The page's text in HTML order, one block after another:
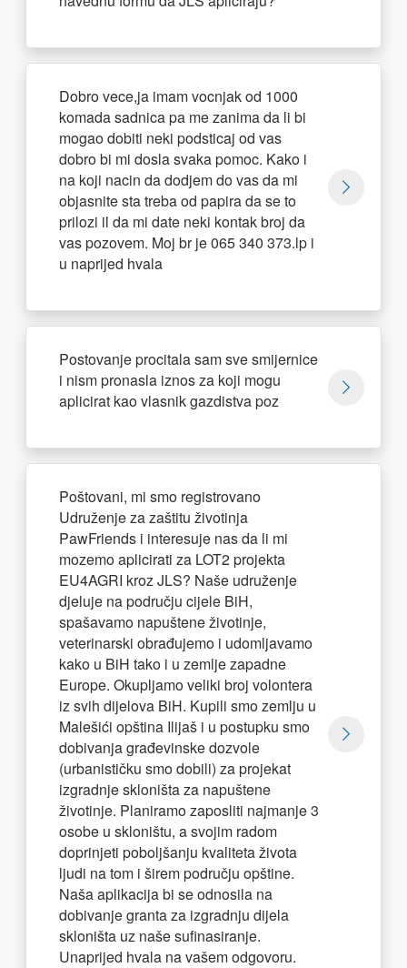
Dobro vece,ja imam vocnjak od 1000
komada sadnica pa me zanima da li bi
mogao dobiti neki podsticaj od vas
dobro bi mi dosla svaka pomoc. Kako i
na koji nacin da dodjem do vas da mi
objasnite sta treba od papira da se to
prilozi il da mi date neki kontak broj da
vas pozovem. Moj br je 065 340 373.lp i
u naprijed hvala
Postovanje procitala sam sve smijernice
i nism pronasla iznos za koji mogu
aplicirat kao vlasnik gazdistva poz
Poštovani, mi smo registrovano
Udruženje za zaštitu životinja
PawFriends i interesuje nas da li mi
mozemo aplicirati za LOT2 projekta
EU4AGRI kroz JLS? Naše udruženje
djeluje na području cijele BiH,
spašavamo napuštene životinje,
veterinarski obrađujemo i udomljavamo
kako u BiH tako i u zemlje zapadne
Europe. Okupljamo veliki broj volontera
iz svih dijelova BiH. Kupili smo zemlju u
Malešići opština Ilijaš i u postupku smo
dobivanja građevinske dozvole
(urbanističku smo dobili) za projekat
izgradnje skloništa za napuštene
životinje. Planiramo zaposliti najmanje 3
osobe u skloništu, a svojim radom
doprinjeti poboljšanju kvaliteta života
ljudi na tom i širem području opštine.
Naša aplikacija bi se odnosila na
dobivanje granta za izgradnju dijela
skloništa uz naše sufinasiranje.
Unaprijed hvala na vašem odgovoru.